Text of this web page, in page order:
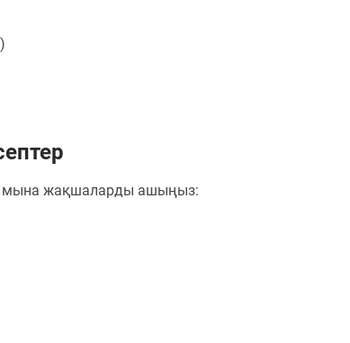
мына жақшаларды ашыңыз: